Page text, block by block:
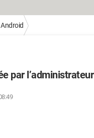
par l’administrateur